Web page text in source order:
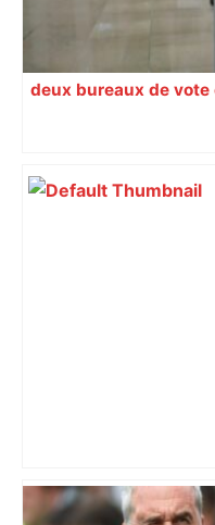
deux bureaux de
« Si ça ferme, ça va